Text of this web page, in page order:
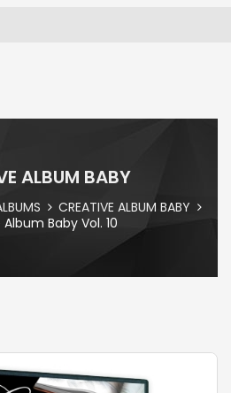
ALBUM BABY
CREATIVE ALBUM BABY
Baby Vol. 10